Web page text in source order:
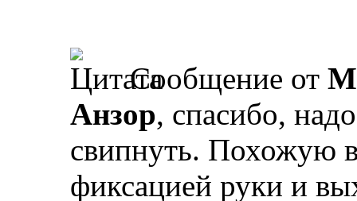
Сообщение от
Анзор, спасибо,
свипнуть. Похожую
фиксацией руки и